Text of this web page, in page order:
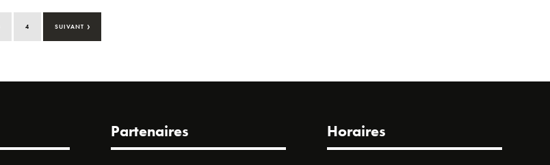
4 SUIVANT ›
Partenaires Horaires